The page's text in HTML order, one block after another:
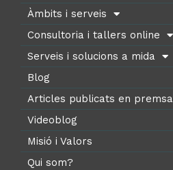
Àmbits i serveis
Consultoria i tallers online
Serveis i solucions a mida
Blog
Articles publicats en premsa
Videoblog
Misió i Valors
Qui som?